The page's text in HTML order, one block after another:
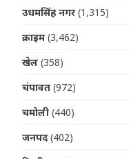
उधमसिंह नगर (1,315)
क्राइम (3,462)
खेल (358)
चंपावत (972)
चमोली (440)
जनपद (402)